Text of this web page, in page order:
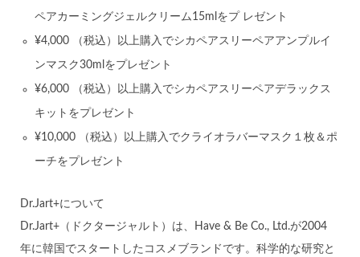
ペアカーミングジェルクリーム15mlをプ レゼント
¥4,000 （税込）以上購入でシカペアスリーペアアンプルイ
ンマスク30mlをプレゼント
¥6,000 （税込）以上購入でシカペアスリーペアデラックス
キットをプレゼント
¥10,000 （税込）以上購入でクライオラバーマスク１枚＆ポ
ーチをプレゼント
Dr.Jart+について
Dr.Jart+（ドクタージャルト）は、Have & Be Co., Ltd.が2004
年に韓国でスタートしたコスメブランドです。科学的な研究と